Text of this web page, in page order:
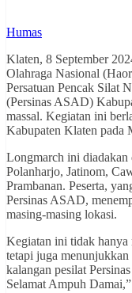
Humas
Klaten, 8 September
Olahraga Nasional
Persatuan Pencak Silat
(Persinas ASAD)
massal. Kegiatan ini
Kabupaten Klaten pada
Longmarch ini diadakan
Polanharjo, Jatinom,
Prambanan. Peserta,
Persinas ASAD,
masing-masing lokasi.
Kegiatan ini tidak hanya
tetapi juga menunjukkan
kalangan pesilat
Selamat Ampuh